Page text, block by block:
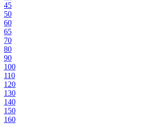
45
50
60
65
70
80
90
100
110
120
130
140
150
160